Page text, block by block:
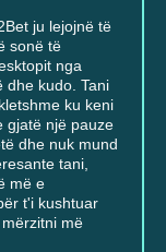
ju lejojnë të
sonë të
nga
dhe kudo. Tani
ku keni
gjatë një pauze
dhe nuk mund
tani,
më e
t'i kushtuar
më